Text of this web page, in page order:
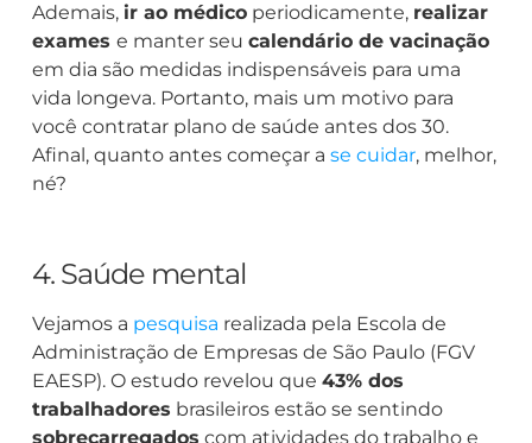
Ademais, ir ao médicoperiodicamente, realizar
exames e manter seu calendário de vacinação
em dia são medidas indispensáveis para uma
vida longeva. Portanto, mais um motivo para
você contratar plano de saúde antes dos 30.
Afinal, quanto antes começar a se cuidar, melhor,
né?
4. Saúde mental
Vejamos a pesquisa realizada pela Escola de
Administração de Empresas de São Paulo (FGV
EAESP). O estudo revelou que 43% dos
trabalhadores brasileiros estão se sentindo
sobrecarregados com atividades do trabalho e